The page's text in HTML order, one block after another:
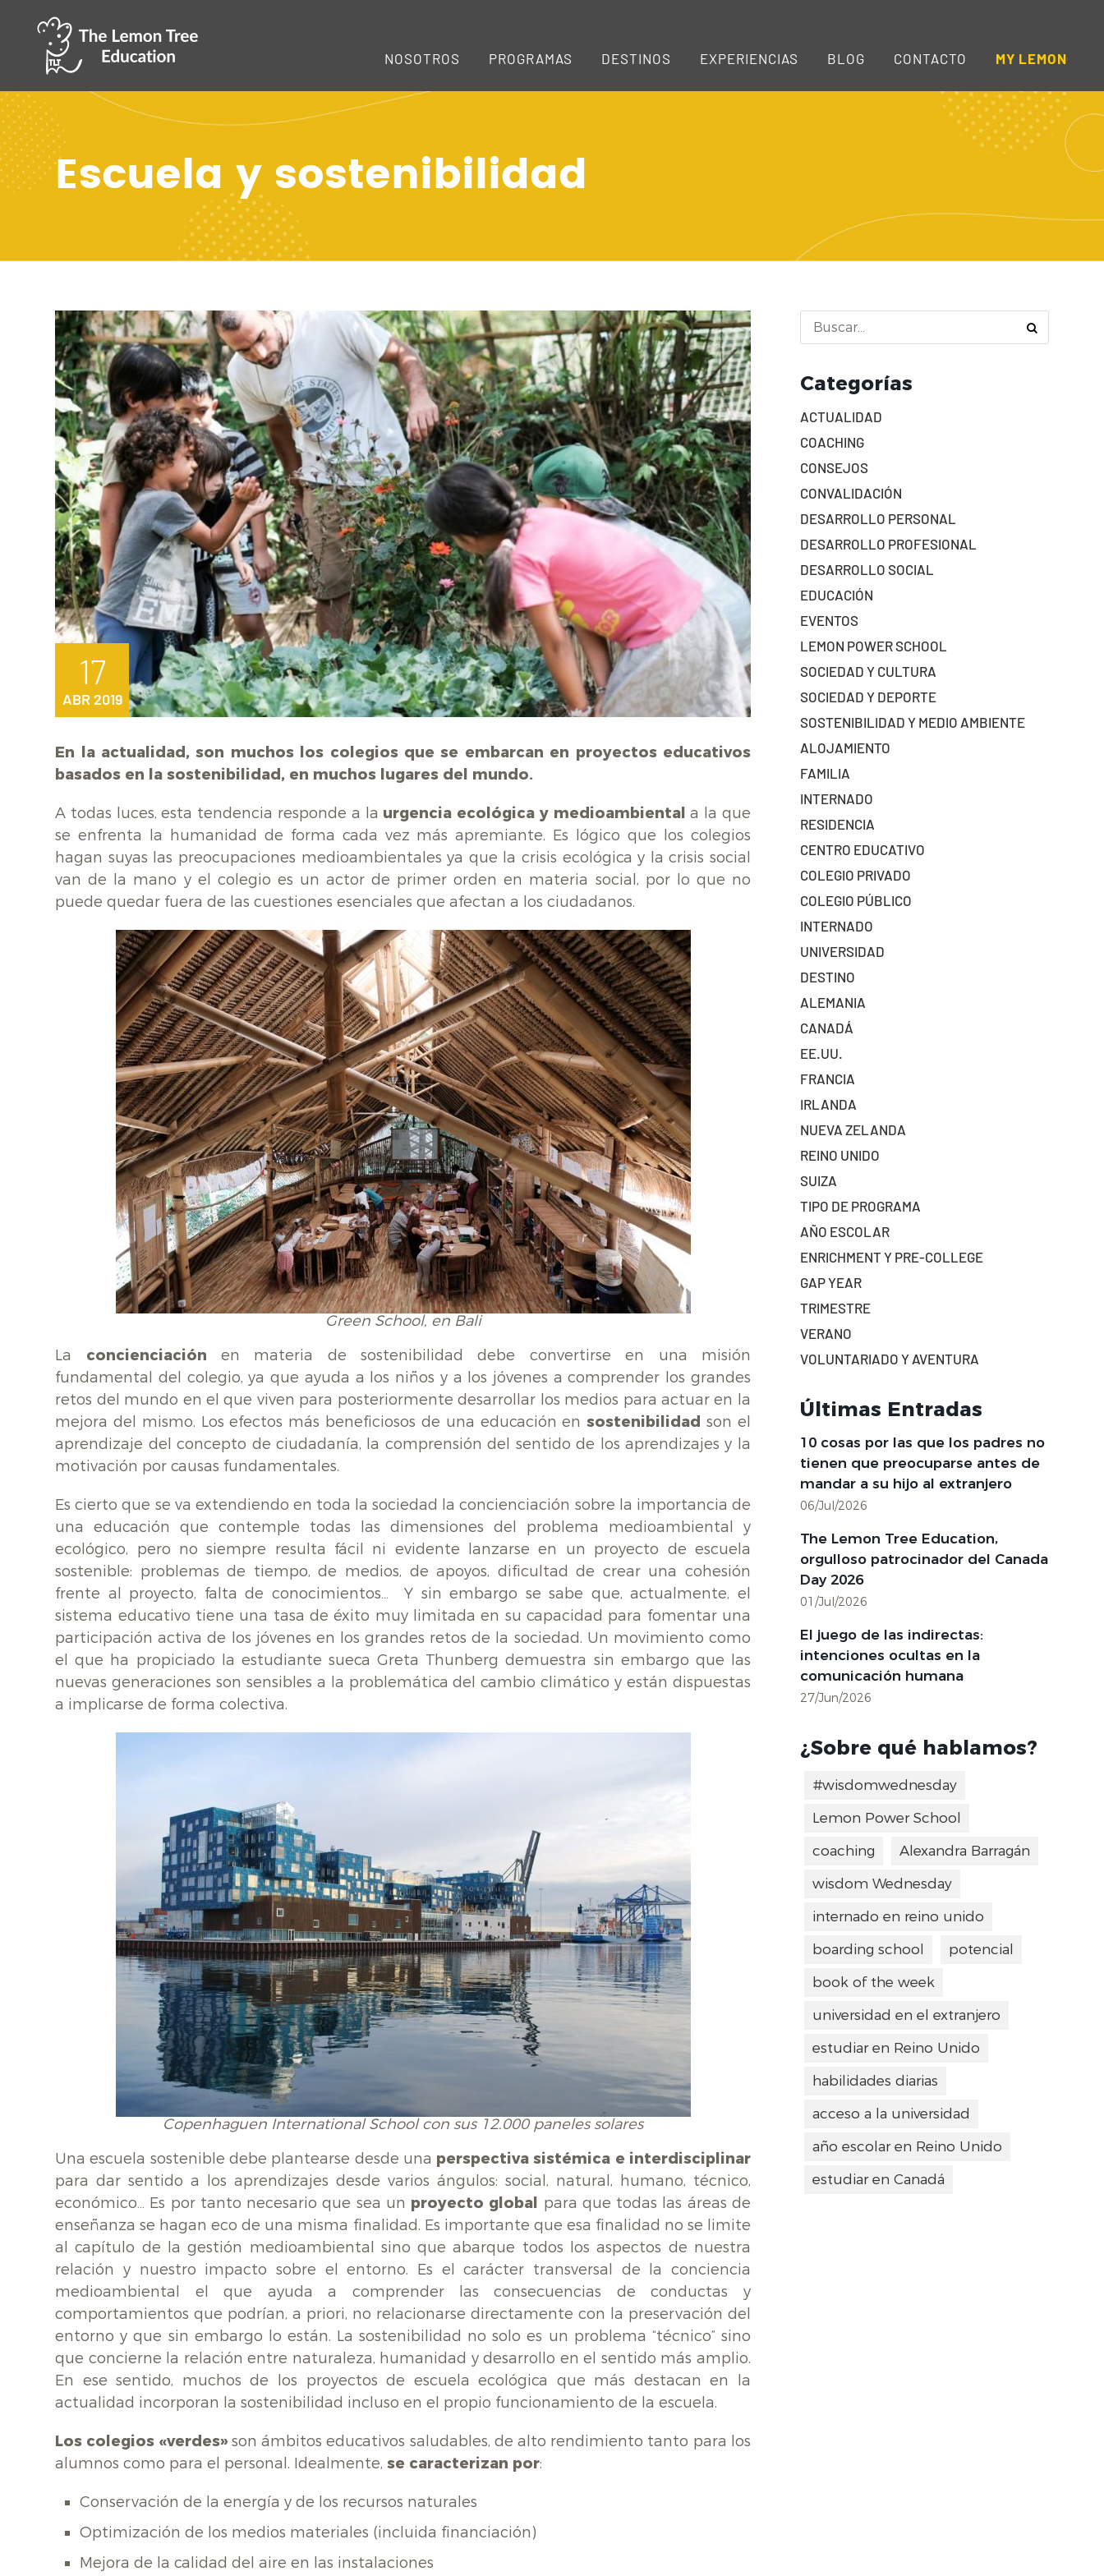
NOSOTROS PROGRAMAS DESTINOS EXPERIENCIAS BLOG CONTACTO MY LEMON
Escuela y sostenibilidad
17
ABR 2019
En la actualidad, son muchos los colegios que se embarcan en proyectos educativos
basados en la sostenibilidad, en muchos lugares del mundo.
A todas luces, esta tendencia responde a la urgencia ecológica y medioambiental a la que
se enfrenta la humanidad de forma cada vez más apremiante. Es lógico que los colegios
hagan suyas las preocupaciones medioambientales ya que la crisis ecológica y la crisis social
van de la mano y el colegio es un actor de primer orden en materia social, por lo que no
puede quedar fuera de las cuestiones esenciales que afectan a los ciudadanos.
Green School, en Bali
La concienciación en materia de sostenibilidad debe convertirse en una misión
fundamental del colegio, ya que ayuda a los niños y a los jóvenes a comprender los grandes
retos del mundo en el que viven para posteriormente desarrollar los medios para actuar en la
mejora del mismo. Los efectos más beneficiosos de una educación ensostenibilidad son el
aprendizaje del concepto de ciudadanía, la comprensión del sentido de los aprendizajes y la
motivación por causas fundamentales.
Es cierto que se va extendiendo en toda la sociedad la concienciación sobre la importancia de
una educación que contemple todas las dimensiones del problema medioambiental y
ecológico, pero no siempre resulta fácil ni evidente lanzarse en un proyecto de escuela
sostenible: problemas de tiempo, de medios, de apoyos, dificultad de crear una cohesión
frente al proyecto, falta de conocimientos… Y sin embargo se sabe que, actualmente, el
sistema educativo tiene una tasa de éxito muy limitada en su capacidad para fomentar una
participación activa de los jóvenes en los grandes retos de la sociedad. Un movimiento como
el que ha propiciado la estudiante sueca Greta Thunberg demuestra sin embargo que las
nuevas generaciones son sensibles a la problemática del cambio climático y están dispuestas
a implicarse de forma colectiva.
Copenhaguen International School con sus 12.000 paneles solares
Una escuela sostenible debe plantearse desde una perspectiva sistémica e interdisciplinar
para dar sentido a los aprendizajes desde varios ángulos: social, natural, humano, técnico,
económico… Es por tanto necesario que sea un proyecto global
para que todas las áreas de
enseñanza se hagan eco de una misma finalidad. Es importante que esa finalidad no se limite
al capítulo de la gestión medioambiental sino que abarque todos los aspectos de nuestra
relación y nuestro impacto sobre el entorno. Es el carácter transversal de la conciencia
medioambiental el que ayuda a comprender las consecuencias de conductas y
comportamientos que podrían, a priori, no relacionarse directamente con la preservación del
entorno y que sin embargo lo están. La sostenibilidad no solo es un problema “técnico” sino
que concierne la relación entre naturaleza, humanidad y desarrollo en el sentido más amplio.
En ese sentido, muchos de los proyectos de escuela ecológica que más destacan en la
actualidad incorporan la sostenibilidad incluso en el propio funcionamiento de la escuela.
Los colegios «verdes»son ámbitos educativos saludables, de alto rendimiento tanto para los
alumnos como para el personal. Idealmente,se caracterizan por:
Conservación de la energía y de los recursos naturales
Optimización de los medios materiales (incluida financiación)
Mejora de la calidad del aire en las instalaciones
Categorías
ACTUALIDAD
COACHING
CONSEJOS
CONVALIDACIÓN
DESARROLLO PERSONAL
DESARROLLO PROFESIONAL
DESARROLLO SOCIAL
EDUCACIÓN
EVENTOS
LEMON POWER SCHOOL
SOCIEDAD Y CULTURA
SOCIEDAD Y DEPORTE
SOSTENIBILIDAD Y MEDIO AMBIENTE
ALOJAMIENTO
FAMILIA
INTERNADO
RESIDENCIA
CENTRO EDUCATIVO
COLEGIO PRIVADO
COLEGIO PÚBLICO
INTERNADO
UNIVERSIDAD
DESTINO
ALEMANIA
CANADÁ
EE.UU.
FRANCIA
IRLANDA
NUEVA ZELANDA
REINO UNIDO
SUIZA
TIPO DE PROGRAMA
AÑO ESCOLAR
ENRICHMENT Y PRE-COLLEGE
GAP YEAR
TRIMESTRE
VERANO
VOLUNTARIADO Y AVENTURA
Últimas Entradas
10 cosas por las que los padres no
tienen que preocuparse antes de
mandar a su hijo al extranjero
06/Jul/2026
The Lemon Tree Education,
orgulloso patrocinador del Canada
Day 2026
01/Jul/2026
El juego de las indirectas:
intenciones ocultas en la
comunicación humana
27/Jun/2026
¿Sobre qué hablamos?
#wisdomwednesday
Lemon Power School
coaching
Alexandra Barragán
wisdom Wednesday
internado en reino unido
boarding school
potencial
book of the week
universidad en el extranjero
estudiar en Reino Unido
habilidades diarias
acceso a la universidad
año escolar en Reino Unido
estudiar en Canadá